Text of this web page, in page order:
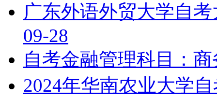
广东外语外贸大学自
09-28
自考金融管理科目：
2024年华南农业大学